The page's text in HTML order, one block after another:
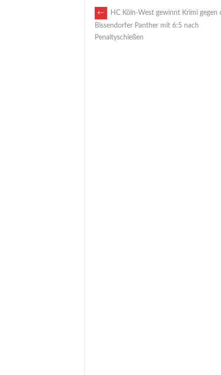
ARTIKEL-
NAVIGATION
←
HC Köln-West gewinnt Krimi gegen
Bissendorfer Panther mit 6:5 nach
Penaltyschießen